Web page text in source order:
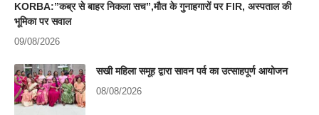
KORBA:”कब्र से बाहर निकला सच”,मौत के गुनाहगारों पर FIR, अस्पताल की
भूमिका पर सवाल
09/08/2026
सखी महिला समूह द्वारा सावन पर्व का उत्साहपूर्ण आयोजन
08/08/2026